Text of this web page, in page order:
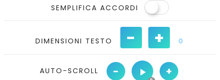
SEMPLIFICA ACCORDI
DIMENSIONI TESTO - + 0
AUTO-SCROLL - +